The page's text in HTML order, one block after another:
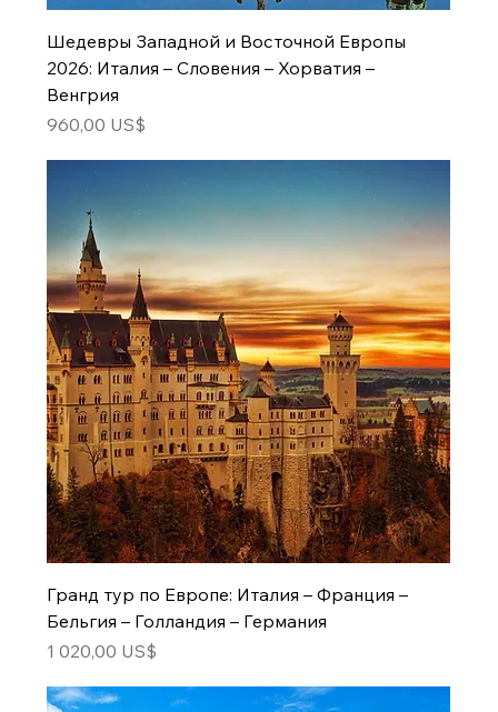
Шедевры Западной и Восточной Европы
2026: Италия – Словения – Хорватия –
Венгрия
Цена
960,00 US$
Гранд тур по Европе: Италия – Франция –
Бельгия – Голландия – Германия
Цена
1 020,00 US$